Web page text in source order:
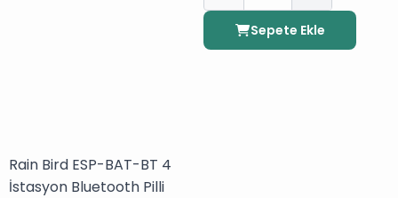
Sepete Ekle
Rain Bird ESP-BAT-BT 4
İstasyon Bluetooth Pilli